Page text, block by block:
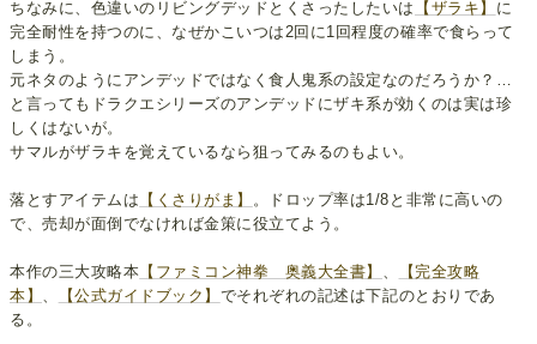
ちなみに、色違いのリビングデッドとくさったしたいは 【ザラキ】 に
完全耐性を持つのに、なぜかこいつは2回に1回程度の確率で食らって
しまう。
元ネタのようにアンデッドではなく食人鬼系の設定なのだろうか？…
と言ってもドラクエシリーズのアンデッドにザキ系が効くのは実は珍
しくはないが。
サマルがザラキを覚えているなら狙ってみるのもよい。
落とすアイテムは 【くさりがま】 。ドロップ率は1/8と非常に高いの
で、売却が面倒でなければ金策に役立てよう。
本作の三大攻略本 【ファミコン神拳 奥義大全書】 、
【完全攻略
本】 、 【公式ガイドブック】 でそれぞれの記述は下記のとおりであ
る。